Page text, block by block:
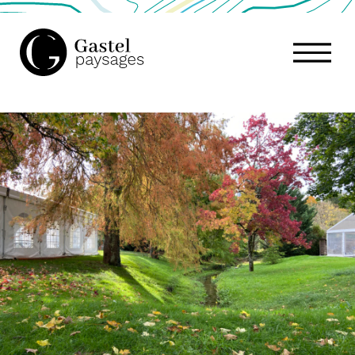
GASTEL
PAYSAGES,
ATELIER
DE
PAYSAGE